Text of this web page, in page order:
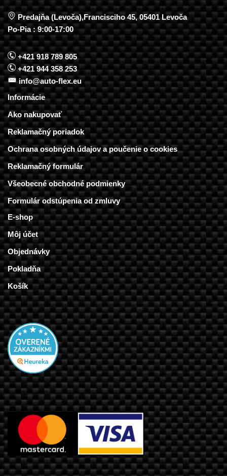
Predajňa (Levoča),Francisciho 45, 05401 Levoča
Po-Pia : 9:00-17:00
+421 918 789 805
+421 944 358 253
info@auto-flex.eu
Informácie
Ako nakupovať
Reklamačný poriadok
Ochrana osobných údajov a poučenie o cookies
Reklamačný formulár
Všeobecné obchodné podmienky
Formulár odstúpenia od zmluvy
E-shop
Môj účet
Objednávky
Pokladňa
Košík